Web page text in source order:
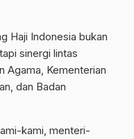
Haji Indonesia bukan
sinergi lintas
Agama, Kementerian
dan Badan
kami, menteri-